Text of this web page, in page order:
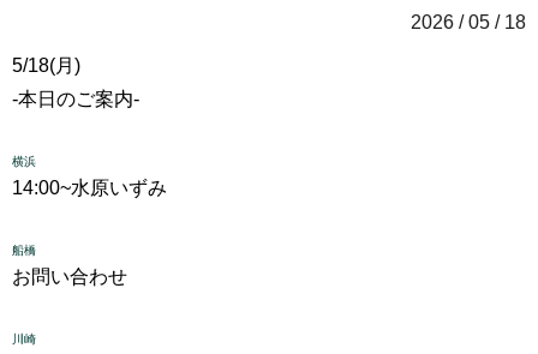
2026 / 05 / 18
5/18(月)
-本日のご案内-
横浜
14:00~水原いずみ
船橋
お問い合わせ
川崎